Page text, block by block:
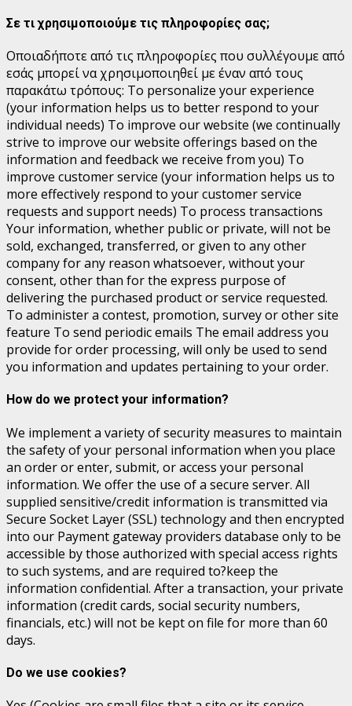
Σε τι χρησιμοποιούμε τις πληροφορίες σας;
Οποιαδήποτε από τις πληροφορίες που συλλέγουμε από
εσάς μπορεί να χρησιμοποιηθεί με έναν από τους
παρακάτω τρόπους: To personalize your experience
(your information helps us to better respond to your
individual needs) To improve our website (we continually
strive to improve our website offerings based on the
information and feedback we receive from you) To
improve customer service (your information helps us to
more effectively respond to your customer service
requests and support needs) To process transactions
Your information, whether public or private, will not be
sold, exchanged, transferred, or given to any other
company for any reason whatsoever, without your
consent, other than for the express purpose of
delivering the purchased product or service requested.
To administer a contest, promotion, survey or other site
feature To send periodic emails The email address you
provide for order processing, will only be used to send
you information and updates pertaining to your order.
How do we protect your information?
We implement a variety of security measures to maintain
the safety of your personal information when you place
an order or enter, submit, or access your personal
information. We offer the use of a secure server. All
supplied sensitive/credit information is transmitted via
Secure Socket Layer (SSL) technology and then encrypted
into our Payment gateway providers database only to be
accessible by those authorized with special access rights
to such systems, and are required to?keep the
information confidential. After a transaction, your private
information (credit cards, social security numbers,
financials, etc.) will not be kept on file for more than 60
days.
Do we use cookies?